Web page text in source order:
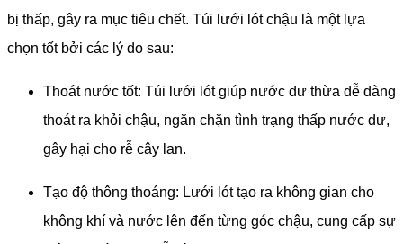
bị thấp, gây ra mục tiêu chết. Túi lưới lót chậu là một lựa
chọn tốt bởi các lý do sau:
Thoát nước tốt: Túi lưới lót giúp nước dư thừa dễ dàng
thoát ra khỏi chậu, ngăn chặn tình trạng thấp nước dư,
gây hại cho rễ cây lan.
Tạo độ thông thoáng: Lưới lót tạo ra không gian cho
không khí và nước lên đến từng góc chậu, cung cấp sự